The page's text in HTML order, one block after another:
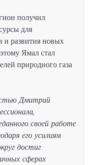
получил
для
развития новых
Ямал стал
природного газа
Дмитрий
своей работе
его усилиям
достиг
сферах